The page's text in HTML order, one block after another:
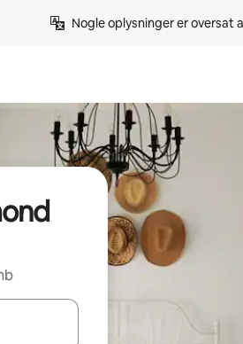
Nogle oplysninger er oversat
med piletasterne op og ned